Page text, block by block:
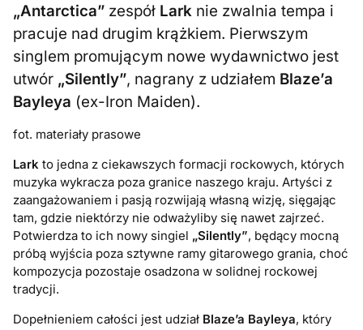
„Antarctica” zespół Lark nie zwalnia tempa i
pracuje nad drugim krążkiem. Pierwszym
singlem promującym nowe wydawnictwo jest
utwór „Silently”, nagrany z udziałem Blaze’a
Bayleya (ex-Iron Maiden).
fot. materiały prasowe
Lark to jedna z ciekawszych formacji rockowych, których
muzyka wykracza poza granice naszego kraju. Artyści z
zaangażowaniem i pasją rozwijają własną wizję, sięgając
tam, gdzie niektórzy nie odważyliby się nawet zajrzeć.
Potwierdza to ich nowy singiel „Silently”, będący mocną
próbą wyjścia poza sztywne ramy gitarowego grania, choć
kompozycja pozostaje osadzona w solidnej rockowej
tradycji.
Dopełnieniem całości jest udział Blaze’a Bayleya, który